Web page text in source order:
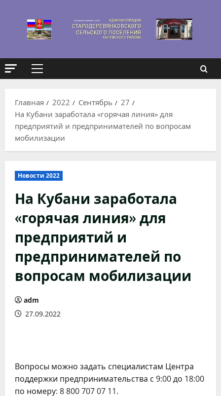
содержимому
Основное
Главная
2022 Сентябрь
27
На Кубани заработала «горячая линия» для
предприятий и предпринимателей по вопросам
мобилизации
Новости 2022
На Кубани заработала
«горячая линия» для
предприятий и
предпринимателей по
вопросам мобилизации
adm
27.09.2022
Вопросы можно задать специалистам Центра
поддержки предпринимательства с 9:00 до 18:00
по номеру: 8 800 707 07 11.